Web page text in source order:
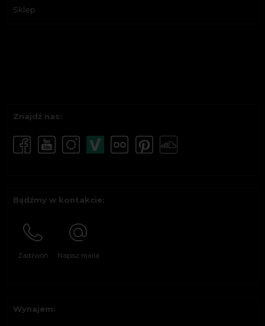
Sklep
Znajdź nas:
Bądźmy w kontakcie:
Zadzwoń Napisz maila
Wynajem: